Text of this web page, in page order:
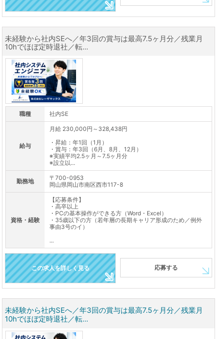
未経験から社内SEへ／年3回の賞与は最高7.5ヶ月分／残業月
10hでほぼ定時退社／転...
職種 社内SE
給与
月給 230,000円～328,438円
・昇給：年1回（1月）
・賞与：年3回（6月、8月、12月）
※実績平均2.5ヶ月～7.5ヶ月分
※設立以...
勤務地
〒700-0953
岡山県岡山市南区西市117-8
資格・経験
【応募条件】
・高卒以上
・PCの基本操作ができる方（Word・Excel）
・35歳以下の方（若年層の長期キャリア形成のため／例外
事由3号のイ）
...
この求人を詳しく見る 応募する
未経験から社内SEへ／年3回の賞与は最高7.5ヶ月分／残業月
10hでほぼ定時退社／転...